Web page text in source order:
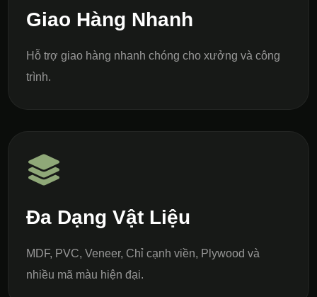
Giao Hàng Nhanh
Hỗ trợ giao hàng nhanh chóng cho xưởng và công
trình.
Đa Dạng Vật Liệu
MDF, PVC, Veneer, Chỉ cạnh viền, Plywood và
nhiều mã màu hiện đại.